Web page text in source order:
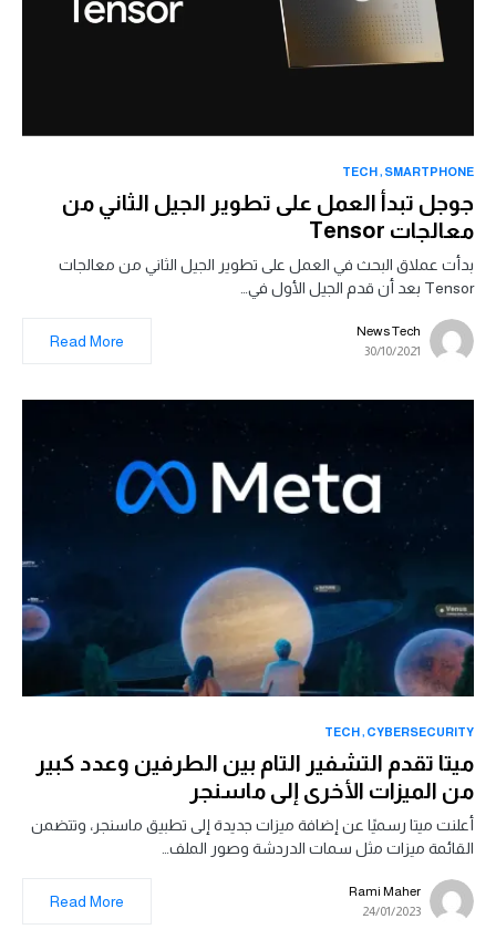
SMARTPHONE
TECH
جوجل تبدأ العمل على تطوير الجيل الثاني من
معالجات Tensor
بدأت عملاق البحث في العمل على تطوير الجيل الثاني من معالجات
Tensor بعد أن قدم الجيل الأول في…
News Tech
30/10/2021
Read More
CYBERSECURITY
TECH
ميتا تقدم التشفير التام بين الطرفين وعدد كبير
من الميزات الأخرى إلى ماسنجر
أعلنت ميتا رسميًا عن إضافة ميزات جديدة إلى تطبيق ماسنجر، وتتضمن
القائمة ميزات مثل سمات الدردشة وصور الملف…
Rami Maher
24/01/2023
Read More